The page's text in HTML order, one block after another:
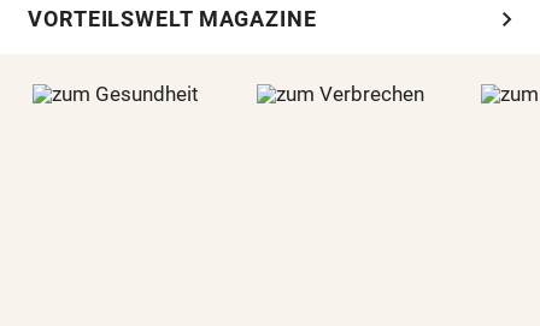
VORTEILSWELT MAGAZINE chevron_right